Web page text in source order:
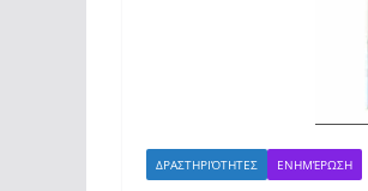
ΔΡΑΣΤΗΡΙΌΤΗΤΕΣ ΕΝΗΜΈΡΩΣΗ